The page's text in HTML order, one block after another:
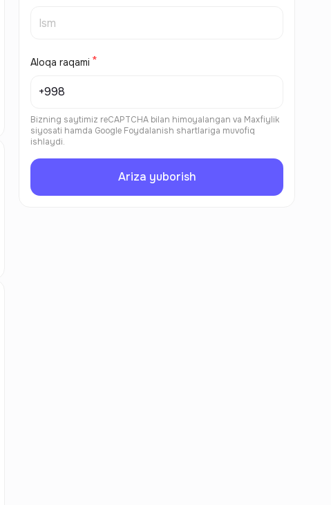
Aloqa raqami
Bizning saytimiz reCAPTCHA bilan himoyalangan va Maxfiylik
siyosati hamda Google Foydalanish shartlariga muvofiq
ishlaydi.
Ariza yuborish